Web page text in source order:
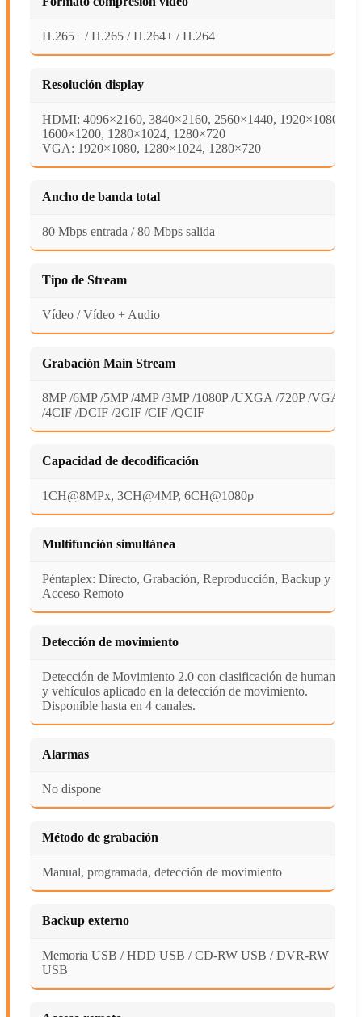
H.265+ / H.265 / H.264+ / H.264
Resolución display
HDMI: 4096×2160, 3840×2160, 2560×1440, 1920×1080,
1600×1200, 1280×1024, 1280×720
VGA: 1920×1080, 1280×1024, 1280×720
Ancho de banda total
80 Mbps entrada / 80 Mbps salida
Tipo de Stream
Vídeo / Vídeo + Audio
Grabación Main Stream
8MP /6MP /5MP /4MP /3MP /1080P /UXGA /720P /VGA
/4CIF /DCIF /2CIF /CIF /QCIF
Capacidad de decodificación
1CH@8MPx, 3CH@4MP, 6CH@1080p
Multifunción simultánea
Péntaplex: Directo, Grabación, Reproducción, Backup y
Acceso Remoto
Detección de movimiento
Detección de Movimiento 2.0 con clasificación de humanos
y vehículos aplicado en la detección de movimiento.
Disponible hasta en 4 canales.
Alarmas
No dispone
Método de grabación
Manual, programada, detección de movimiento
Backup externo
Memoria USB / HDD USB / CD-RW USB / DVR-RW
USB